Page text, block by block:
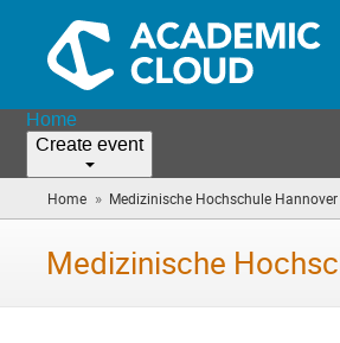
Home
Create event
Home » Medizinische Hochschule
Medizinische